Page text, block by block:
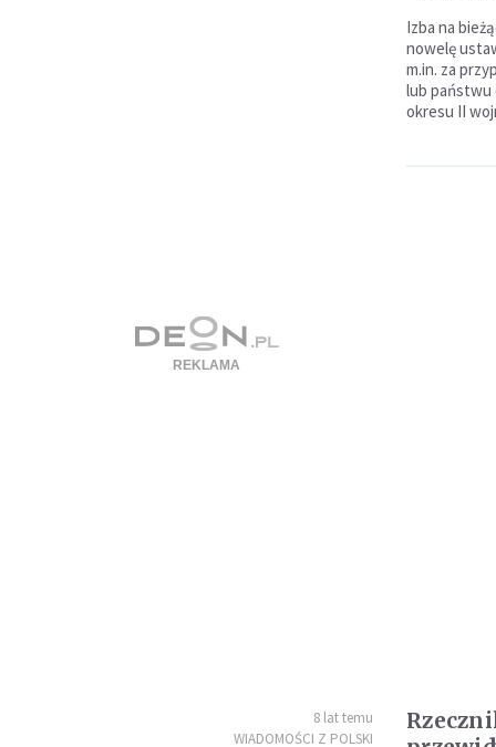
Izba na
nowelę
m.in. za
lub państwu
okresu II
8 lat temu
WIADOMOŚCI Z POLSKI